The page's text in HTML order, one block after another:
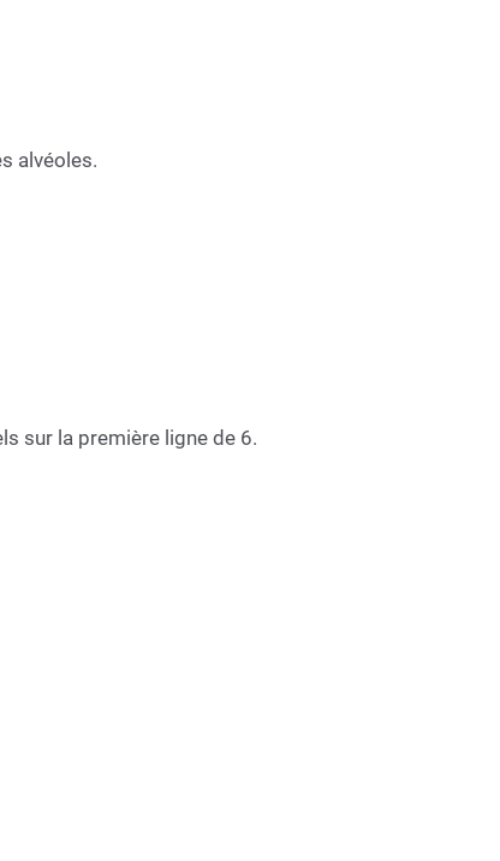
alvéoles.
sur la première ligne de 6.